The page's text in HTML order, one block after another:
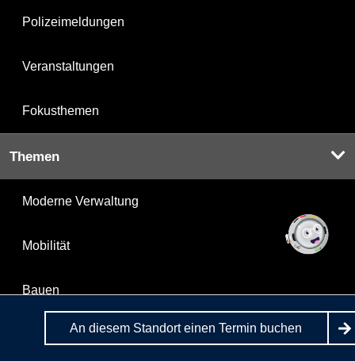
An diesem Standort einen Termin buchen
Polizeimeldungen
Veranstaltungen
Fokusthemen
Themen
Moderne Verwaltung
Mobilität
Bauen
Mietspiegel